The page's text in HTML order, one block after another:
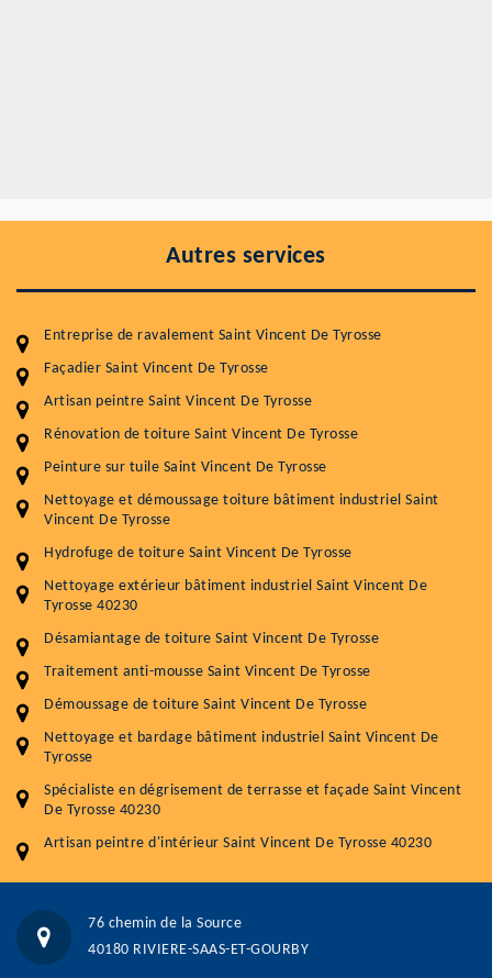
Autres services
Entreprise de ravalement Saint Vincent De Tyrosse
Façadier Saint Vincent De Tyrosse
Artisan peintre Saint Vincent De Tyrosse
Rénovation de toiture Saint Vincent De Tyrosse
Peinture sur tuile Saint Vincent De Tyrosse
Nettoyage et démoussage toiture bâtiment industriel Saint
Vincent De Tyrosse
Hydrofuge de toiture Saint Vincent De Tyrosse
Nettoyage extérieur bâtiment industriel Saint Vincent De
Tyrosse 40230
Désamiantage de toiture Saint Vincent De Tyrosse
Traitement anti-mousse Saint Vincent De Tyrosse
Démoussage de toiture Saint Vincent De Tyrosse
Nettoyage et bardage bâtiment industriel Saint Vincent De
Tyrosse
Spécialiste en dégrisement de terrasse et façade Saint Vincent
De Tyrosse 40230
Artisan peintre d'intérieur Saint Vincent De Tyrosse 40230
76 chemin de la Source
40180 RIVIERE-SAAS-ET-GOURBY
Entretenir votre toiture, c'est préserver sa
Plus de 15 ans d'expérience en couverture et facade
Service
Nettoyageb toiture
Démoussage toiture
Traitement hydrofuge toiture
Prix au m²
9 € / m²
Artisant local recommander
76 chemin de la Source 40180 RIVIERE-SAAS-ET-GOURBY